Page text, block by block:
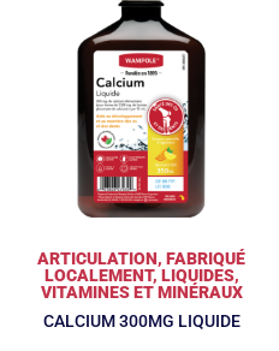
ARTICULATION, FABRIQUÉ
LOCALEMENT, LIQUIDES,
VITAMINES ET MINÉRAUX
CALCIUM 300MG LIQUIDE